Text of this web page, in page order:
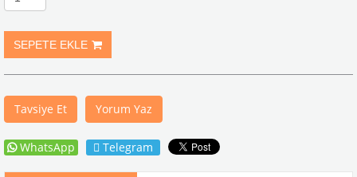
Tavsiye Et Yorum Yaz
WhatsApp Telegram